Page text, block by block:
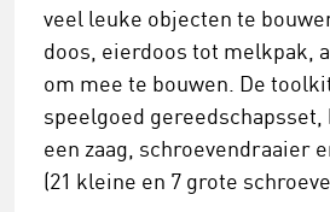
veel leuke objecten te
doos, eierdoos tot melkpak,
om mee te bouwen. De
speelgoed gereedschapsset,
een zaag, schroevendraaier
(21 kleine en 7 grote